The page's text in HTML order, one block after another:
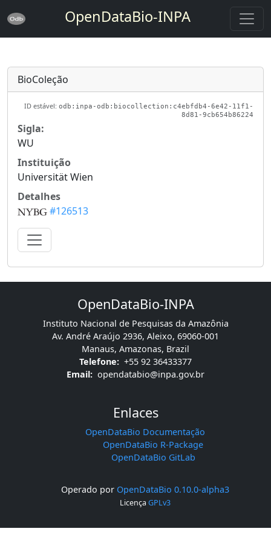
OpenDataBio-INPA
BioColeção
ID estável: odb:inpa-odb:biocollection:c4ebfdb4-6e42-11f1-
8d81-9cb654b86224
Sigla:
WU
Instituição
Universität Wien
Detalhes
#126513
OpenDataBio-INPA
Instituto Nacional de Pesquisas da Amazônia
Av. André Araújo 2936, Aleixo, 69060-001
Manaus, Amazonas, Brazil
Telefone: +55 92 36433377
Email: opendatabio@inpa.gov.br
Enlaces
OpenDataBio Documentação
OpenDataBio R-Package
OpenDataBio GitLab
Operado por OpenDataBio 0.10.0-alpha3
Licença GPLv3